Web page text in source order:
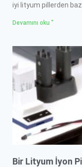
iyi lityum pillerden
Devamını oku "
Bir Lityum İyon